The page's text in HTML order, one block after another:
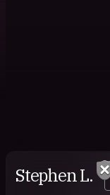
Stephen L.